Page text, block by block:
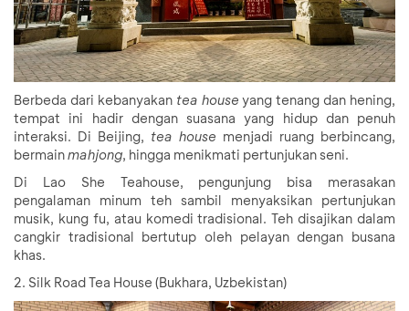
Berbeda dari kebanyakantea houseyang tenang dan hening,
tempat ini hadir dengan suasana yang hidup dan penuh
interaksi. Di Beijing, tea house menjadi ruang berbincang,
bermainmahjong, hingga menikmati pertunjukan seni.
Di Lao She Teahouse, pengunjung bisa merasakan
pengalaman minum teh sambil menyaksikan pertunjukan
musik, kung fu, atau komedi tradisional. Teh disajikan dalam
cangkir tradisional bertutup oleh pelayan dengan busana
khas.
2. Silk Road Tea House (Bukhara, Uzbekistan)